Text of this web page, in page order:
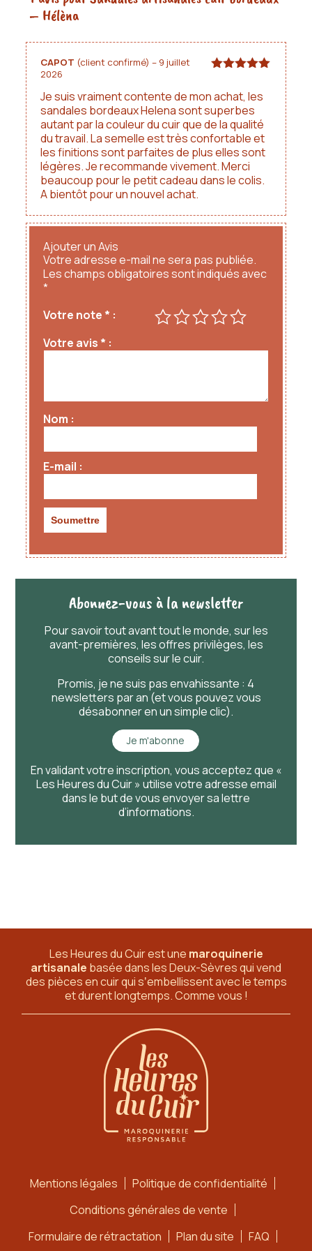
À noter qu'il peut exister une légère différence de
couleurs entre les photos et le rendu réel.
– Hélèna
CAPOT (client confirmé) – 9 juillet
2026
Je suis vraiment contente de mon achat, les
sandales bordeaux Helena sont superbes
autant par la couleur du cuir que de la qualité
du travail. La semelle est très confortable et
les finitions sont parfaites de plus elles sont
légères. Je recommande vivement. Merci
beaucoup pour le petit cadeau dans le colis.
A bientôt pour un nouvel achat.
Ajouter un Avis
Votre adresse e-mail ne sera pas publiée.
Les champs obligatoires sont indiqués avec
*
Votre note *
Votre avis *
Nom
E-mail
Abonnez-vous à la newsletter
Pour savoirtoutavanttoutle monde, sur les
avant-premières, les offres privilèges, les
conseils sur le cuir.
Promis, je ne suis pas envahissante : 4
newsletters par an (et vous pouvez vous
désabonner en un simple clic).
Je m'abonne
En validant votre inscription, vous acceptez que «
Les Heures du Cuir » utilise votre adresse email
dans le but de vous envoyer sa lettre
d’informations.
Les Heures du Cuir est une maroquinerie
artisanale basée dans les Deux-Sèvresqui vend
des pièces en cuir qui sʼembellissent avec le temps
et durent longtemps. Comme vous !
Mentions légales
Politique de confidentialité
Conditions générales de vente
Formulaire de rétractation
Plan du site FAQ